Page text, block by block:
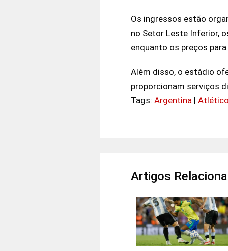
Os ingressos estão
no Setor Leste Inferior,
enquanto os preços
Além disso, o estádio
proporcionam serviços
Tags: Argentina |
Artigos